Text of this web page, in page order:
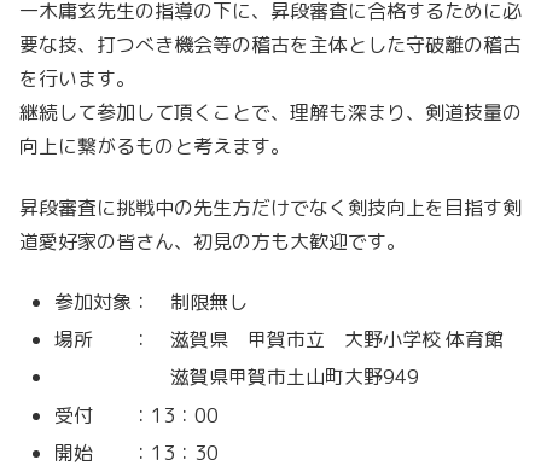
一木庸玄先生の指導の下に、昇段審査に合格するために必
要な技、打つべき機会等の稽古を主体とした守破離の稽古
を行います。
継続して参加して頂くことで、理解も深まり、剣道技量の
向上に繋がるものと考えます。
昇段審査に挑戦中の先生方だけでなく剣技向上を目指す剣
道愛好家の皆さん、初見の方も大歓迎です。
参加対象： 制限無し
場所 ： 滋賀県 甲賀市立 大野小学校 体育館
滋賀県甲賀市土山町大野949
受付 ：13：00
開始 ：13：30